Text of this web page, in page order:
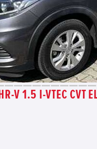
V 1.5 I-VTEC CVT